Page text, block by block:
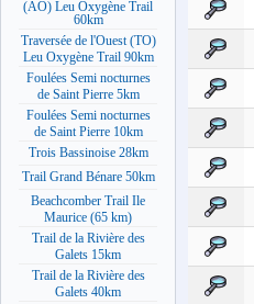
(AO) Leu Oxygène Trail
60km
Traversée de l'Ouest (TO)
Leu Oxygène Trail 90km
Foulées Semi nocturnes
de Saint Pierre 5km
Foulées Semi nocturnes
de Saint Pierre 10km
Trois Bassinoise 28km
Trail Grand Bénare 50km
Beachcomber Trail Ile
Maurice (65 km)
Trail de la Rivière des
Galets 15km
Trail de la Rivière des
Galets 40km